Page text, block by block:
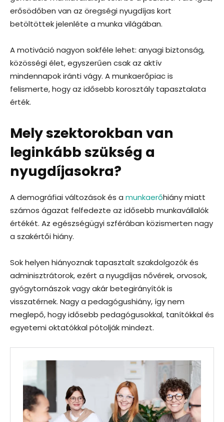
erősödőben van az öregségi nyugdíjas kort
betöltöttek jelenléte a munka világában.
A motiváció nagyon sokféle lehet: anyagi biztonság,
közösségi élet, egyszerűen csak az aktív
mindennapok iránti vágy. A munkaerőpiac is
felismerte, hogy az idősebb korosztály tapasztalata
érték.
Mely szektorokban van
leginkább szükség a
nyugdíjasokra?
A demográfiai változások és a munkaerőhiány miatt
számos ágazat felfedezte az idősebb munkavállalók
értékét. Az egészségügyi szférában közismerten nagy
a szakértői hiány.
Sok helyen hiányoznak tapasztalt szakdolgozók és
adminisztrátorok, ezért a nyugdíjas nővérek, orvosok,
gyógytornászok vagy akár betegirányítók is
visszatérnek. Nagy a pedagógushiány, így nem
meglepő, hogy idősebb pedagógusokkal, tanítókkal és
egyetemi oktatókkal pótolják mindezt.